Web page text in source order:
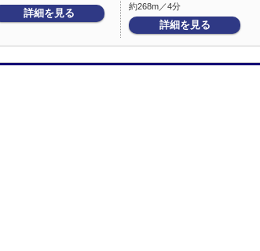
詳細を見る
約268m／4分
詳細を見る